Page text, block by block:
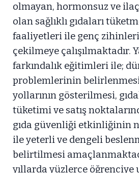
olmayan, hormonsuz ve ilaç
olan sağlıklı gıdaları
faaliyetleri ile genç
çekilmeye çalışılmaktadır.
farkındalık eğitimleri ile;
problemlerinin
yollarının gösterilmesi,
tüketimi ve satış
gıda güvenliği etkinliğinin
ile yeterli ve dengeli
belirtilmesi
yıllarda yüzlerce öğrenciye